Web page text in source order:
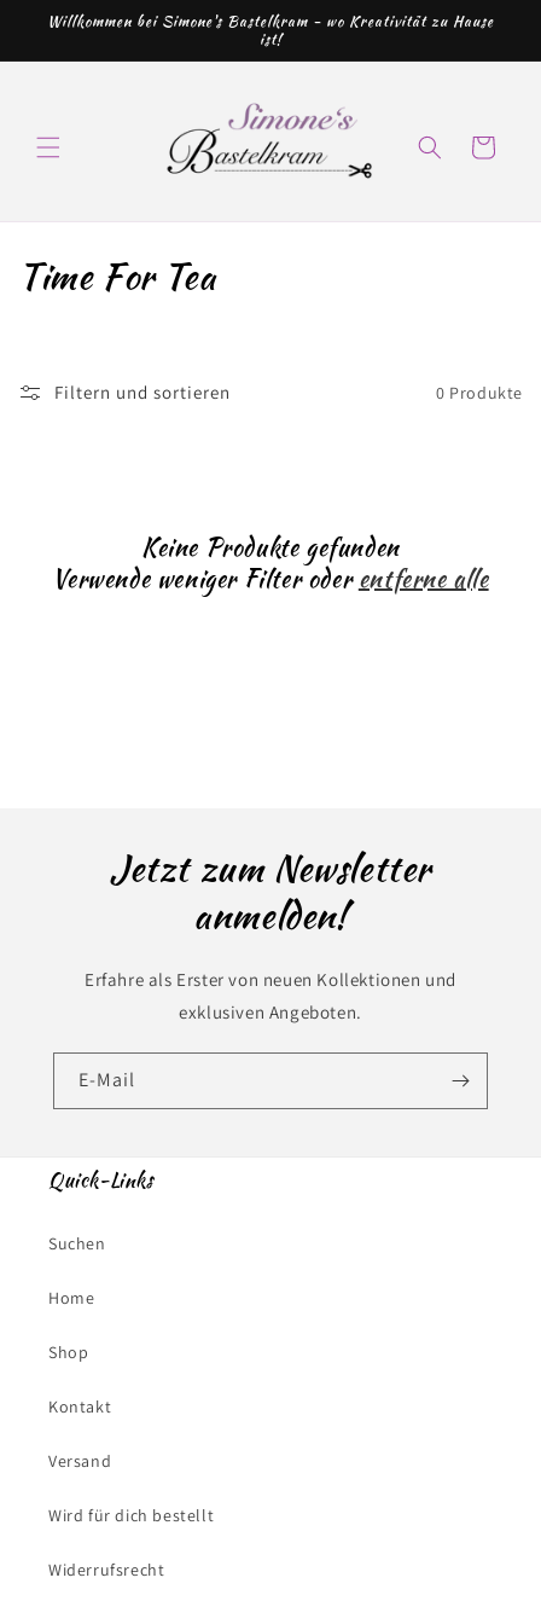
zum
Willkommen bei Simone's Bastelkram - wo Kreativität zu Hause
ist!
Warenkorb
K
e
Time For Tea
Filtern und sortieren 0 Produkte
Keine Produkte gefunden
Verwende weniger Filter oderentferne alle
Jetzt zum Newsletter
anmelden!
Erfahre als Erster von neuen Kollektionen und
exklusiven Angeboten.
E-Mail
Quick-Links
Suchen
Home
Shop
Kontakt
Versand
Wird für dich bestellt
Widerrufsrecht